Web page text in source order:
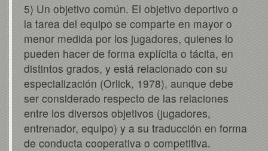
5) Un objetivo común. El objetivo deportivo o
la tarea del equipo se comparte en mayor o
menor medida por los jugadores, quienes lo
pueden hacer de forma explícita o tácita, en
distintos grados, y está relacionado con su
especialización (Orlick, 1978), aunque debe
ser considerado respecto de las relaciones
entre los diversos objetivos (jugadores,
entrenador, equipo) y a su traducción en forma
de conducta cooperativa o competitiva.